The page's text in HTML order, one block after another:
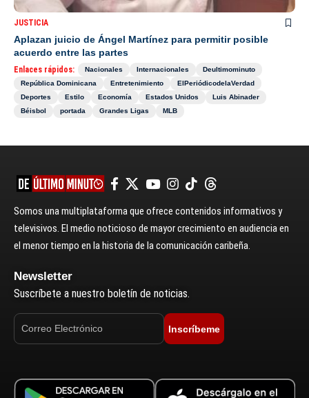
JUSTICIA
Aplazan juicio de Ángel Martínez para permitir posible
acuerdo entre las partes
Enlaces rápidos: Nacionales Internacionales
Deultimominuto
República Dominicana
Entretenimiento
ElPeriódicodelaVerdad
Deportes
Estilo Economía Estados Unidos
Luis Abinader
Béisbol
portada Grandes Ligas MLB
Somos una multiplataforma que ofrece contenidos informativos y
televisivos. El medio noticioso de mayor crecimiento en audiencia en
el menor tiempo en la historia de la comunicación caribeña.
Newsletter
Suscríbete a nuestro boletín de noticias.
Inscríbeme